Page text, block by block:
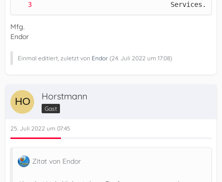
Mfg.
Endor
Einmal editiert, zuletzt von Endor (24. Juli 2022 um 17:08)
Horstmann
Gast
25. Juli 2022 um 07:45
Zitat von Endor